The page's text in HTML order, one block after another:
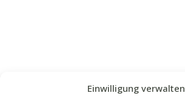
Einwilligung verwalten